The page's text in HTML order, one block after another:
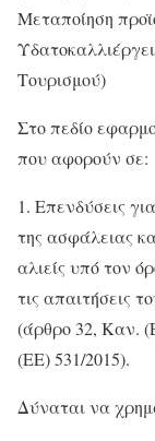
Μεταποίηση
Τουρισμού)
Στο πεδίο
που αφορούν σε:
1. Επενδύσεις
της ασφάλειας
αλιείς υπό τον
τις απαιτήσεις
(άρθρο 32, Καν.
(ΕΕ) 531/2015).
Δύναται να